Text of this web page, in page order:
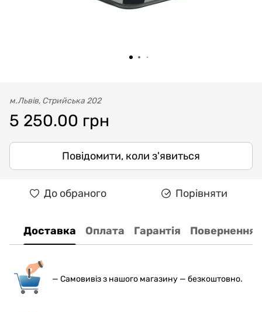
м.Львів, Стрийська 202
5 250.00 грн
Повідомити, коли з'явиться
До обраного Порівняти
Доставка Оплата Гарантія Повернення
— Самовивіз з нашого магазину — безкоштовно.